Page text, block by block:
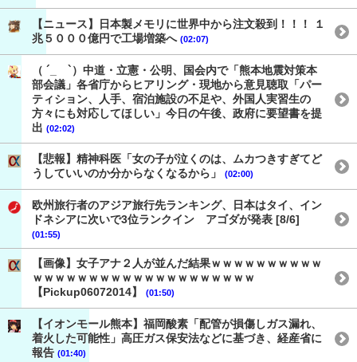
【ニュース】日本製メモリに世界中から注文殺到！！！ １
兆５０００億円で工場増築へ (02:07)
（ ´_ゝ`）中道・立憲・公明、国会内で「熊本地震対策本
部会議」各省庁からヒアリング・現地から意見聴取「パー
ティション、人手、宿泊施設の不足や、外国人実習生の
方々にも対応してほしい」今日の午後、政府に要望書を提
出 (02:02)
【悲報】精神科医「女の子が泣くのは、ムカつきすぎてど
うしていいのか分からなくなるから」
(02:00)
欧州旅行者のアジア旅行先ランキング、日本はタイ、イン
ドネシアに次いで3位ランクイン アゴダが発表 [8/6]
(01:55)
【画像】女子アナ２人が並んだ結果ｗｗｗｗｗｗｗｗｗｗ
ｗｗｗｗｗｗｗｗｗｗｗｗｗｗｗｗｗｗｗｗ
【Pickup06072014】
(01:50)
【イオンモール熊本】福岡酸素「配管が損傷しガス漏れ、
着火した可能性」高圧ガス保安法などに基づき、経産省に
報告 (01:40)